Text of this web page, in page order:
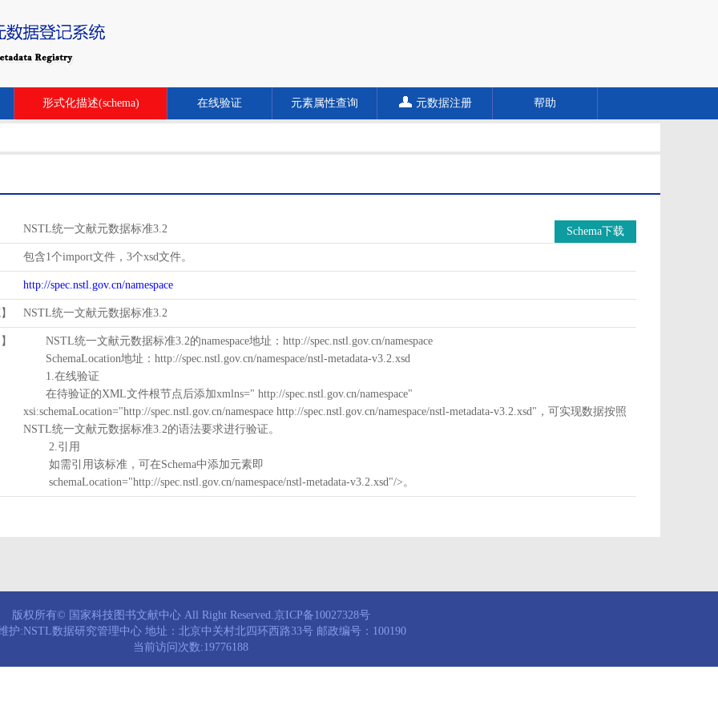
形式化描述(schema) 在线验证 元素属性查询 元数据注册 帮助
NSTL统一文献元数据标准3.2 Schema下载
包含1个import文件，3个xsd文件。
http://spec.nstl.gov.cn/namespace
NSTL统一文献元数据标准3.2
NSTL统一文献元数据标准3.2的namespace地址：http://spec.nstl.gov.cn/namespace
SchemaLocation地址：http://spec.nstl.gov.cn/namespace/nstl-metadata-v3.2.xsd
1.在线验证
在待验证的XML文件根节点后添加xmlns=" http://spec.nstl.gov.cn/namespace"
xsi:schemaLocation="http://spec.nstl.gov.cn/namespace http://spec.nstl.gov.cn/namespace/nstl-metadata-v3.2.xsd"，可实现数据按照
NSTL统一文献元数据标准3.2的语法要求进行验证。
2.引用
如需引用该标准，可在Schema中添加元素即
schemaLocation="http://spec.nstl.gov.cn/namespace/nstl-metadata-v3.2.xsd"/>。
版权所有© 国家科技图书文献中心 All Right Reserved.京ICP备10027328号
护:NSTL数据研究管理中心 地址：北京中关村北四环西路33号 邮政编号：100190
当前访问次数:19776188